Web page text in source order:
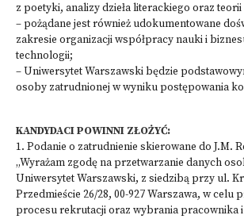
z poetyki, analizy dzieła literackiego oraz
– pożądane jest również udokumentowane
zakresie organizacji współpracy nauki i
technologii;
– Uniwersytet Warszawski będzie
osoby zatrudnionej w wyniku postępowania
KANDYDACI POWINNI ZŁOŻYĆ:
1. Podanie o zatrudnienie skierowane do J.M.
„Wyrażam zgodę na przetwarzanie danych
Uniwersytet Warszawski, z siedzibą przy ul.
Przedmieście 26/28, 00-927 Warszawa, w celu
procesu rekrutacji oraz wybrania pracownika